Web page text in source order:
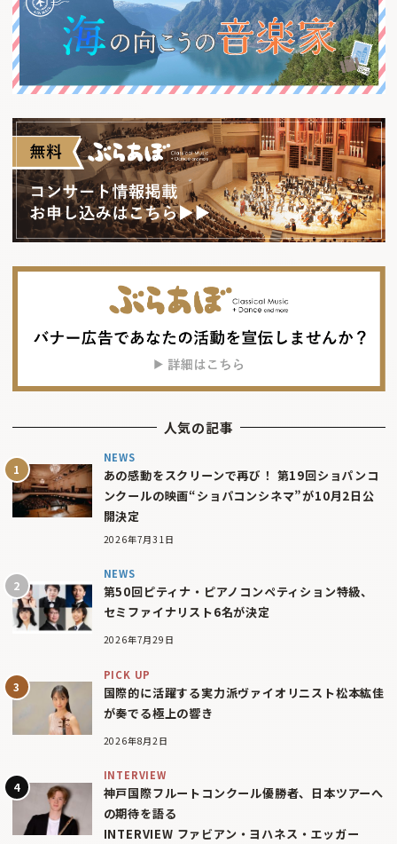
人気の記事
NEWS
あの感動をスクリーンで再び！ 第19回ショパンコ
ンクールの映画“ショパコンシネマ”が10月2日公
開決定
2026年7月31日
NEWS
第50回ピティナ・ピアノコンペティション特級、
セミファイナリスト6名が決定
2026年7月29日
PICK UP
国際的に活躍する実力派ヴァイオリニスト松本紘佳
が奏でる極上の響き
2026年8月2日
INTERVIEW
神戸国際フルートコンクール優勝者、日本ツアーへ
の期待を語る
INTERVIEW ファビアン・ヨハネス・エッガー